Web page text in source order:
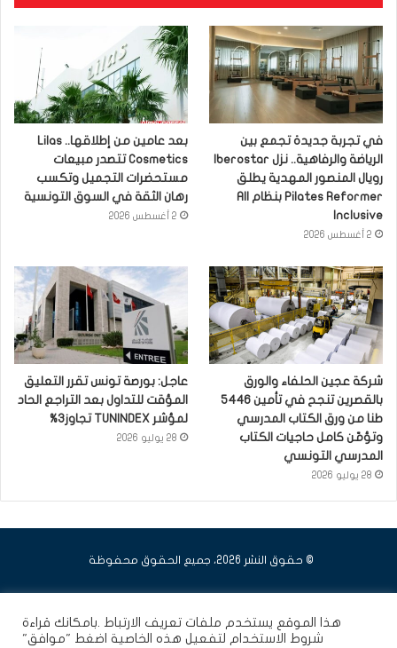
في تجربة جديدة تجمع بين
رويال المنصور المهدية يطلق
Pilates Reformer بنظام All
Inclusive
2 أغسطس 2026
بعد عامين من إطلاقها.. Lilas
Cosmetics تتصدر مبيعات
مستحضرات التجميل وتكسب
رهان الثقة في السوق التونسية
2 أغسطس 2026
شركة عجين الحلفاء والورق
بالقصرين تنجح في تأمين 5446
طنا من ورق الكتاب المدرسي
وتؤمّن كامل حاجيات الكتاب
المدرسي التونسي
28 يوليو 2026
عاجل: بورصة تونس تقرر التعليق
المؤقت للتداول بعد التراجع الحاد
لمؤشر TUNINDEX تجاوز3%
28 يوليو 2026
© حقوق النشر 2026، جميع الحقوق محفوظة
هذا الموقع يستخدم ملفات تعريف الارتباط .بامكانك قراءة
شروط الاستخدام لتفعيل هذه الخاصية اضغط "موافق"